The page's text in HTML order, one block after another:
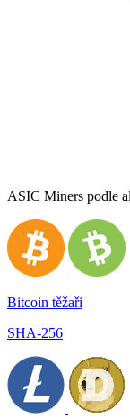
ASIC Miners podle
Bitcoin těžaři
SHA-256